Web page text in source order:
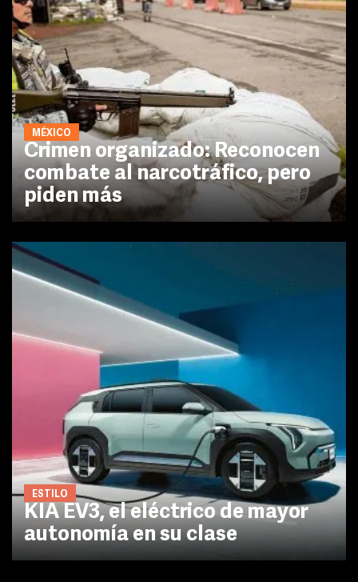
MÉXICO
Crimen organizado: Reconocen
combate al narcotráfico, pero
piden más
ESTILO
KIA EV3, el eléctrico de mayor
autonomía en su clase